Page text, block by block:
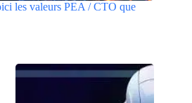
les valeurs PEA / CTO que